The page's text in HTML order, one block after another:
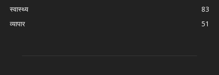
स्वास्थ्य
83
व्यापार
51